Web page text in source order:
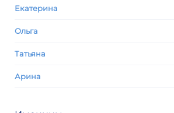
Екатерина
Ольга
Татьяна
Арина